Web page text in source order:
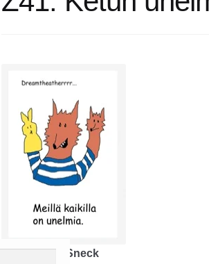
Author Rilke Sneck